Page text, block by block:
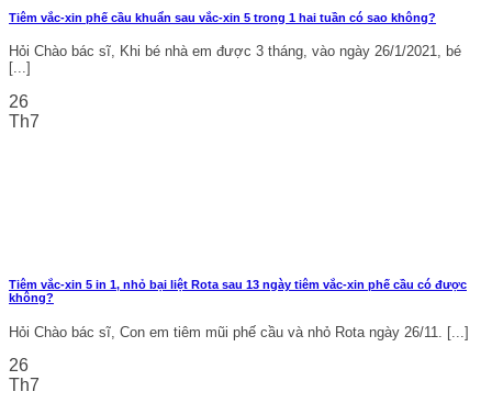
Tiêm vắc-xin phế cầu khuẩn sau vắc-xin 5 trong 1 hai tuần có sao không?
Hỏi Chào bác sĩ, Khi bé nhà em được 3 tháng, vào ngày 26/1/2021, bé
[...]
26
Th7
Tiêm vắc-xin 5 in 1, nhỏ bại liệt Rota sau 13 ngày tiêm vắc-xin phế cầu có được
không?
Hỏi Chào bác sĩ, Con em tiêm mũi phế cầu và nhỏ Rota ngày 26/11. [...]
26
Th7